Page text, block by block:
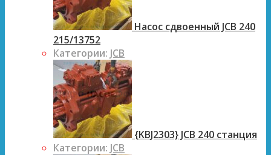
Насос сдвоенный JCB 240
215/13752
Категории: JCB
{KBJ2303} JCB 240 станция
Категории: JCB